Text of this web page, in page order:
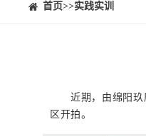
⠀⠀首页>>实践实训
近期，由绵阳
区开拍。